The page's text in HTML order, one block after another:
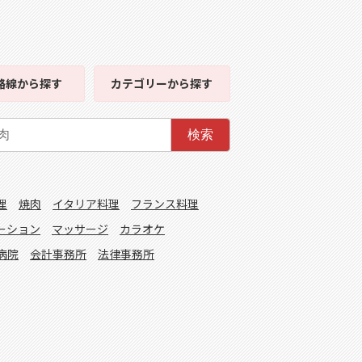
線から探す カテゴリーから探す
検索
焼肉 イタリア料理
フランス料理
ション マッサージ
カラオケ
院 会計事務所 法律事務所